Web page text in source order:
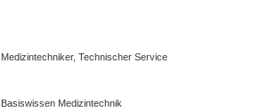
Medizintechniker, Technischer Service
Basiswissen Medizintechnik